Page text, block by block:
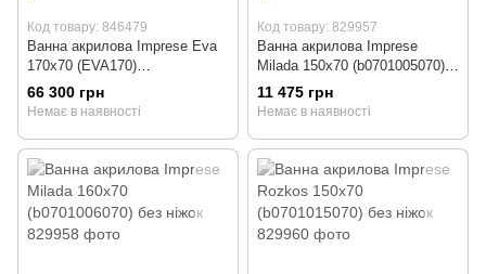
Код товару: 846479
Ванна акрилова Imprese Eva
170x70 (EVA170)
окремостояча
66 300 грн
Немає в наявності
Код товару: 829957
Ванна акрилова Imprese
Milada 150x70 (b0701005070)
без ніжок
11 475 грн
Немає в наявності